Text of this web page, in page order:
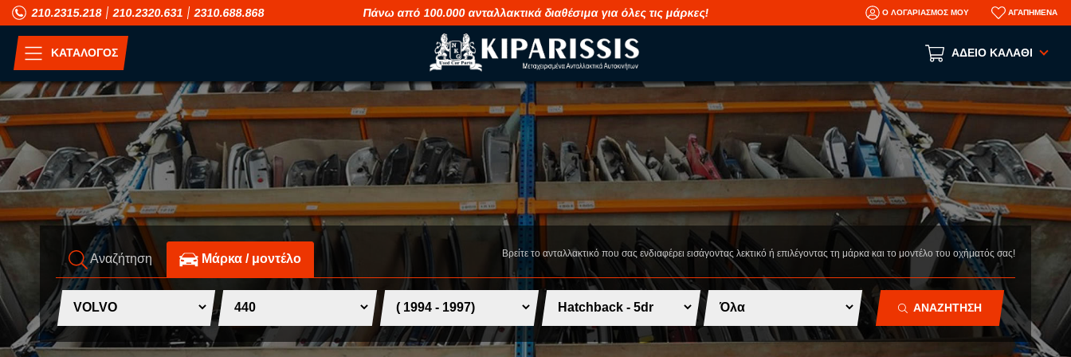
210.2315.218 210.2320.631 2310.688.868 Πάνω από 100.000 ανταλλακτικά διαθέσιμα για όλες τις μάρκες! Ο ΛΟΓΑΡΙΑΣΜΟΣ ΜΟΥ ΑΓΑΠΗΜΕΝΑ
ΚΑΤΑΛΟΓΟΣ ΑΔΕΙΟ ΚΑΛΑΘΙ
Το καλάθι αγορών είναι άδειο!
ΑΝΑ ΜΟΝΤΕΛΟ
A
ALFA ROMEO
ASIA MOTORS
AUDI
BMW
C
H
HUMMER
HYUNDAI
I
INFINITI
ISUZU
M
MAHINDRA
MASERATI
MERCEDES
MG
MINI
S
SAAB
SEAT
SHUANGHUAN
SKODA
SMART
SSANGYONG
ΑΝΑ ΕΙΔΟΣ
ΑΞΕΣΟΥΑΡ
ΦΑΝΟΠΟΙΕΙΑ
AFTERMARKET ΑΝΤΑΛΛΑΚΤΙΚΑ
ΤΡΑΚΑΡΙΣΜΕΝΑ ΑΥΤΟΚΙΝΗΤΑ
ΜΕΤΑΧΕΙΡΙΣΜΕΝΑ ΑΥΤΟΚΙΝΗΤΑ
ΠΛΗΡΟΦΟΡΙΕΣ
Αναζήτηση Mάρκα / μοντέλο Βρείτε το ανταλλακτικό που σας ενδιαφέρει εισάγοντας λεκτικό ή επιλέγοντας τη μάρκα και το μοντέλο του οχήματός σας!
ΑΝΑΖΗΤΗΣΗ